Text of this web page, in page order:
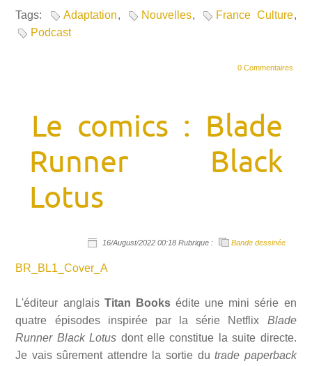
Tags: Adaptation, Nouvelles, France Culture,
Podcast
0 Commentaires
Le comics : Blade
Runner Black
Lotus
16/August/2022 00:18 Rubrique : Bande dessinée
BR_BL1_Cover_A
L'éditeur anglais Titan Books édite une mini série en
quatre épisodes inspirée par la série Netflix Blade
Runner Black Lotus dont elle constitue la suite directe.
Je vais sûrement attendre la sortie dutrade paperback